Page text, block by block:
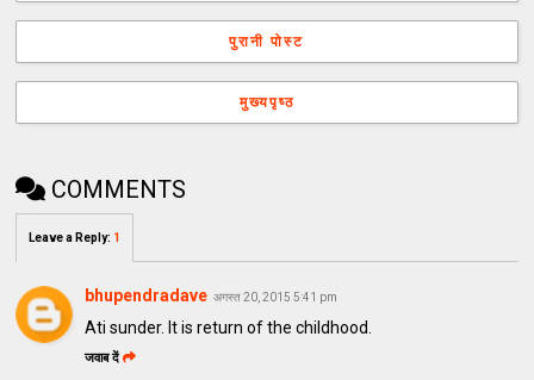
पुरानी पोस्ट
मुख्यपृष्ठ
COMMENTS
Leave a Reply: 1
bhupendradave अगस्त 20, 2015 5:41 pm
Ati sunder. It is return of the childhood.
जवाब दें